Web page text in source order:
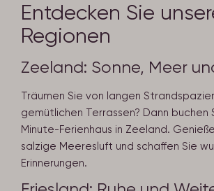
Entdecken Sie
Regionen
Zeeland: Sonne, Meer
Träumen Sie von langen
gemütlichen Terrassen? Dann buchen
Minute-Ferienhaus in Zeeland.
salzige Meeresluft und schaffen Sie
Erinnerungen.